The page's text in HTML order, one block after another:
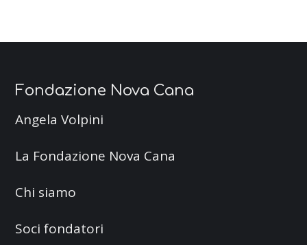
Fondazione Nova Cana
Angela Volpini
La Fondazione Nova Cana
Chi siamo
Soci fondatori